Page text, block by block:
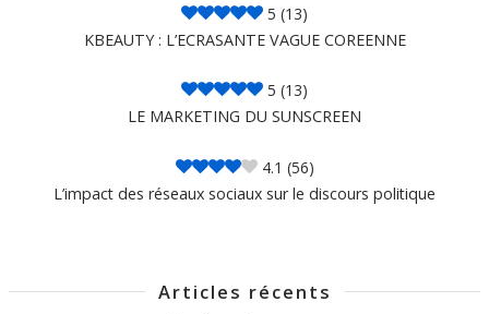
5 (13)
KBEAUTY : L’ECRASANTE VAGUE COREENNE
5 (13)
LE MARKETING DU SUNSCREEN
4.1 (56)
L’impact des réseaux sociaux sur le discours politique
Articles récents